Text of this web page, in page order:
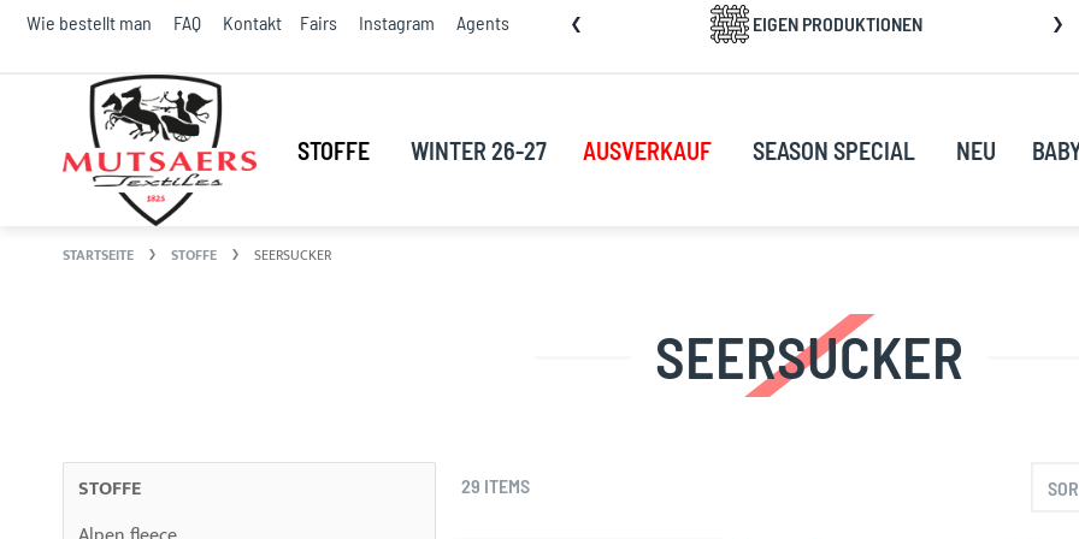
Wie bestellt man FAQ Kontakt Fairs Instagram Agents EIGEN PRODUKTIONEN
STOFFE WINTER 26-27 AUSVERKAUF SEASON SPECIAL NEU
STARTSEITE STOFFE SEERSUCKER
SEERSUCKER
29 ITEMS
STOFFE